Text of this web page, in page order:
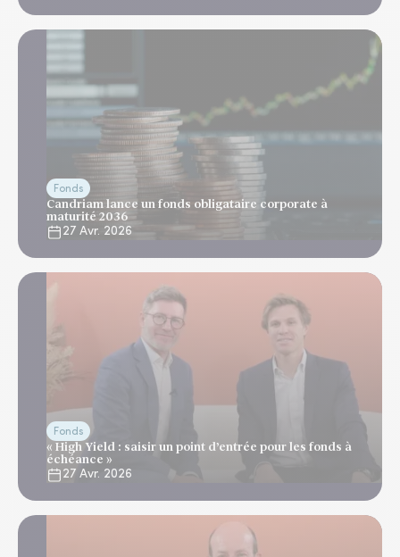
Fonds
Candriam lance un fonds obligataire corporate à
maturité 2036
27 Avr. 2026
Fonds
« High Yield : saisir un point d’entrée pour les fonds à
échéance »
27 Avr. 2026